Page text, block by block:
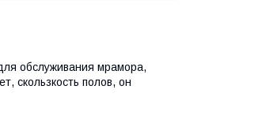
обслуживания мрамора,
скользкость полов, он